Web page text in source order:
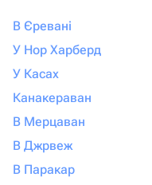
В Єревані
У Нор Харберд
У Касах
Канакераван
В Мерцаван
В Джрвеж
В Паракар